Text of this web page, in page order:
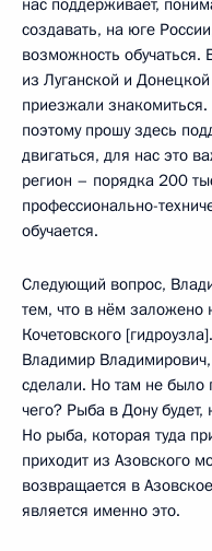
создавать, на юге
возможность обучаться.
из Луганской и
приезжали знакомиться.
поэтому прошу здесь
двигаться, для нас это
регион – порядка 200
профессионально-
обучается.
Следующий вопрос,
тем, что в нём заложено
Кочетовского
Владимир
сделали. Но там не было
чего? Рыба в Дону будет,
Но рыба, которая туда
приходит из Азовского
возвращается в
является именно это.